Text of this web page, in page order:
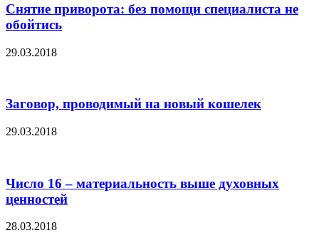
Снятие приворота: без помощи специалиста не
обойтись
29.03.2018
Заговор, проводимый на новый кошелек
29.03.2018
Число 16 – материальность выше духовных
ценностей
28.03.2018